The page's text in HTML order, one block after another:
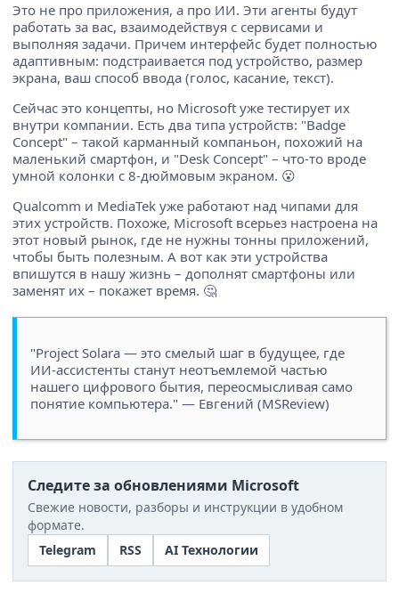
Это не про приложения, а про ИИ. Эти агенты будут
работать за вас, взаимодействуя с сервисами и
выполняя задачи. Причем интерфейс будет полностью
адаптивным: подстраивается под устройство, размер
экрана, ваш способ ввода (голос, касание, текст).
Сейчас это концепты, но Microsoft уже тестирует их
внутри компании. Есть два типа устройств: "Badge
Concept" – такой карманный компаньон, похожий на
маленький смартфон, и "Desk Concept" – что-то вроде
умной колонки с 8-дюймовым экраном. 😮
Qualcomm и MediaTek уже работают над чипами для
этих устройств. Похоже, Microsoft всерьез настроена на
этот новый рынок, где не нужны тонны приложений,
чтобы быть полезным. А вот как эти устройства
впишутся в нашу жизнь – дополнят смартфоны или
заменят их – покажет время. 🤔
"Project Solara — это смелый шаг в будущее, где
ИИ-ассистенты станут неотъемлемой частью
нашего цифрового бытия, переосмысливая само
понятие компьютера." — Евгений (MSReview)
Следите за обновлениями Microsoft
Свежие новости, разборы и инструкции в удобном
формате.
Telegram
RSS AI Технологии